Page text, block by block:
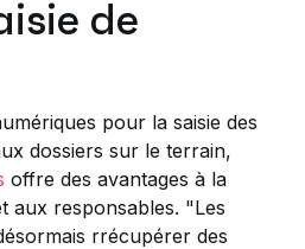
de
pour la saisie des
dossiers sur le terrain,
offre des avantages à la
aux responsables. "Les
rrécupérer des